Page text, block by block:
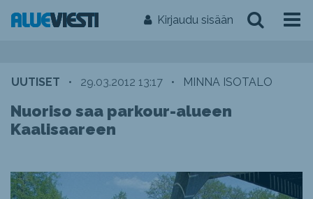
Kirjaudu sisään
UUTISET • 29.03.2012 13:17 • MINNA ISOTALO
Nuoriso saa parkour-alueen
Kaalisaareen